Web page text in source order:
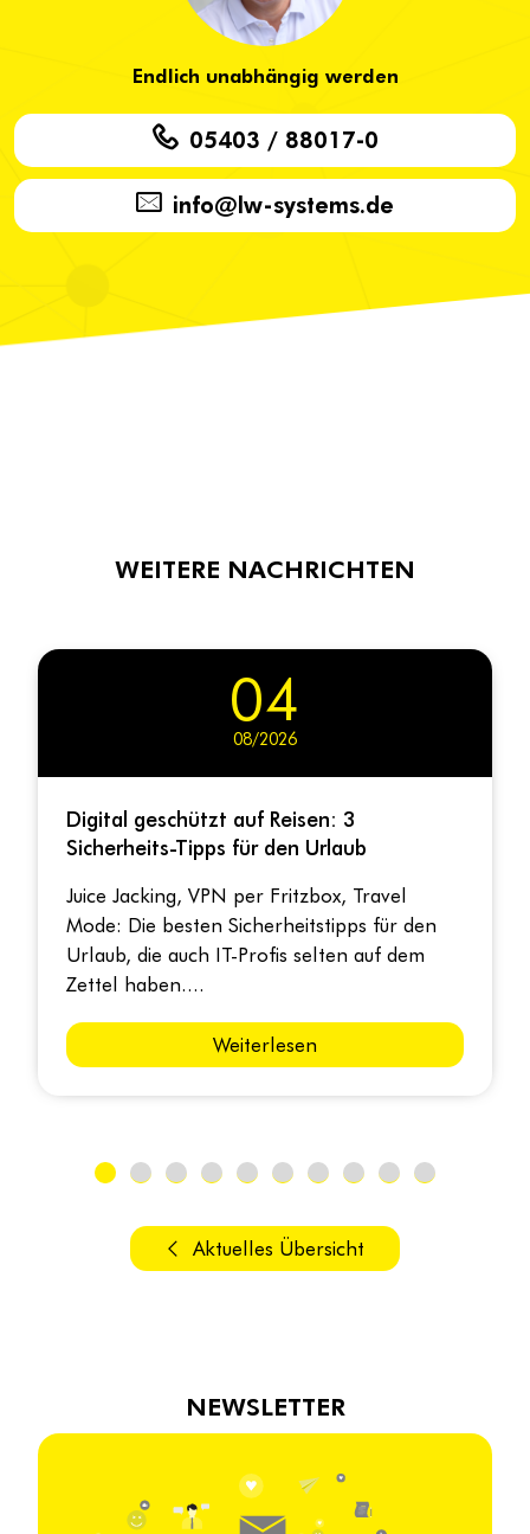
Endlich unabhängig werden
05403 / 88017-0
info@lw-systems.de
WEITERE NACHRICHTEN
01
07/2026
Open Source neu denken: Von der
Kostenfrage zur Innovationsstrategie
Miriam Seyffarth von der OSBA und Ansgar
Licher von LWsystems ordnen ein, was die
Politik fordert und wo Unternehmen bei
Open Source stehen....
Weiterlesen
Aktuelles Übersicht
NEWSLETTER